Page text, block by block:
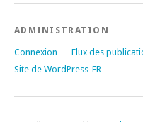
ADMINISTRATION
Connexion Flux des
Site de WordPress-FR